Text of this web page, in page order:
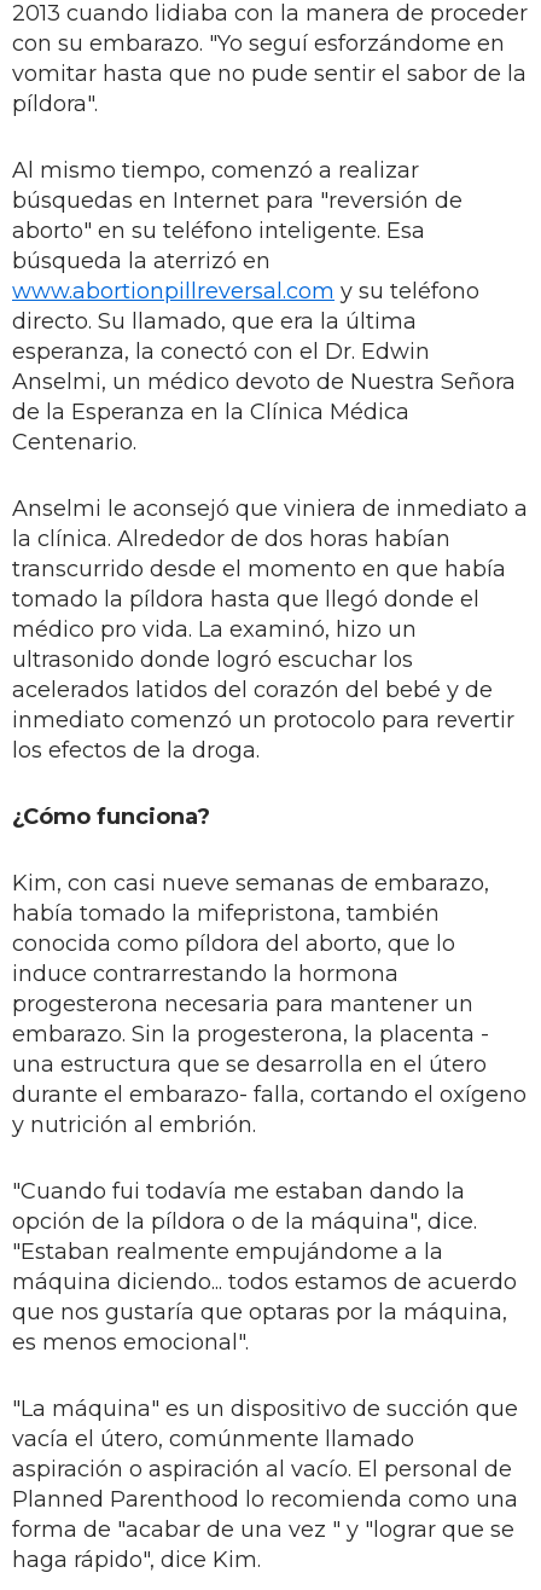
2013 cuando lidiaba con la manera de proceder
con su embarazo. "Yo seguí esforzándome en
vomitar hasta que no pude sentir el sabor de la
píldora".
Al mismo tiempo, comenzó a realizar
búsquedas en Internet para "reversión de
aborto" en su teléfono inteligente. Esa
búsqueda la aterrizó en
www.abortionpillreversal.com y su teléfono
directo. Su llamado, que era la última
esperanza, la conectó con el Dr. Edwin
Anselmi, un médico devoto de Nuestra Señora
de la Esperanza en la Clínica Médica
Centenario.
Anselmi le aconsejó que viniera de inmediato a
la clínica. Alrededor de dos horas habían
transcurrido desde el momento en que había
tomado la píldora hasta que llegó donde el
médico pro vida. La examinó, hizo un
ultrasonido donde logró escuchar los
acelerados latidos del corazón del bebé y de
inmediato comenzó un protocolo para revertir
los efectos de la droga.
¿Cómo funciona?
Kim, con casi nueve semanas de embarazo,
había tomado la mifepristona, también
conocida como píldora del aborto, que lo
induce contrarrestando la hormona
progesterona necesaria para mantener un
embarazo. Sin la progesterona, la placenta -
una estructura que se desarrolla en el útero
durante el embarazo- falla, cortando el oxígeno
y nutrición al embrión.
"Cuando fui todavía me estaban dando la
opción de la píldora o de la máquina", dice.
"Estaban realmente empujándome a la
máquina diciendo... todos estamos de acuerdo
que nos gustaría que optaras por la máquina,
es menos emocional".
"La máquina" es un dispositivo de succión que
vacía el útero, comúnmente llamado
aspiración o aspiración al vacío. El personal de
Planned Parenthood lo recomienda como una
forma de "acabar de una vez " y "lograr que se
haga rápido", dice Kim.